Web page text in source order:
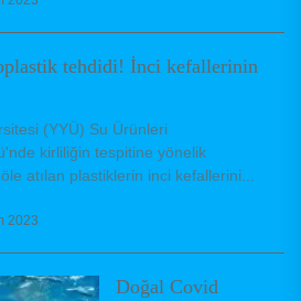
tehdidi! İnci kefallerinin
(YYÜ) Su Ürünleri
kirliliğin tespitine yönelik
atılan plastiklerin inci kefallerini...
2023
Doğal Covid